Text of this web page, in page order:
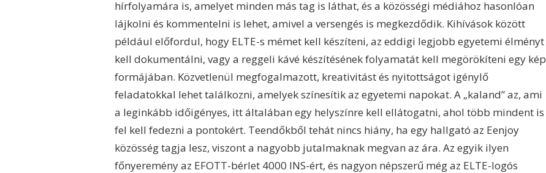
hírfolyamára is, amelyet minden más tag is láthat, és a közösségi médiához hasonlóan
lájkolni és kommentelni is lehet, amivel a versengés is megkezdődik. Kihívások között
például előfordul, hogy ELTE-s mémet kell készíteni, az eddigi legjobb egyetemi élményt
kell dokumentálni, vagy a reggeli kávé készítésének folyamatát kell megörökíteni egy kép
formájában. Közvetlenül megfogalmazott, kreativitást és nyitottságot igénylő
feladatokkal lehet találkozni, amelyek színesítik az egyetemi napokat. A „kaland” az, ami
a leginkább időigényes, itt általában egy helyszínre kell ellátogatni, ahol több mindent is
fel kell fedezni a pontokért. Teendőkből tehát nincs hiány, ha egy hallgató az Eenjoy
közösség tagja lesz, viszont a nagyobb jutalmaknak megvan az ára. Az egyik ilyen
főnyeremény az EFOTT-bérlet 4000 INS-ért, és nagyon népszerű még az ELTE-logós